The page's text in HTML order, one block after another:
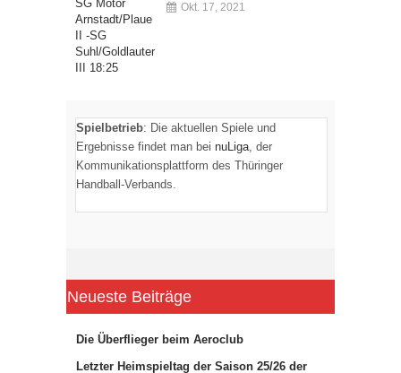
Okt. 17, 2021
Spielbetrieb: Die aktuellen Spiele und
Ergebnisse findet man bei nuLiga, der
Kommunikationsplattform des Thüringer
Handball-Verbands.
Neueste Beiträge
Die Überflieger beim Aeroclub
Letzter Heimspieltag der Saison 25/26 der